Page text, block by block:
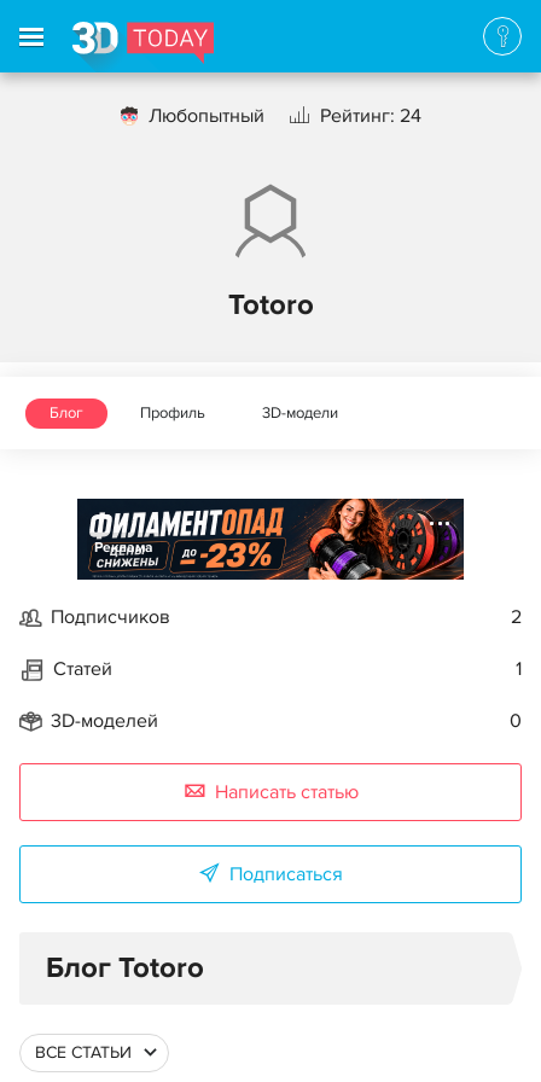
Любопытный Рейтинг: 24
Totoro
Блог Профиль 3D-модели
Реклама
Подписчиков 2
Статей 1
3D-моделей 0
Написать статью
Подписаться
Блог Totoro
ВСЕ СТАТЬИ